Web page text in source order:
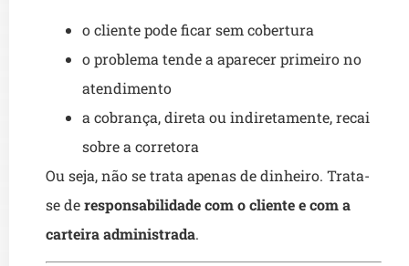
o cliente pode ficar sem cobertura
o problema tende a aparecer primeiro no
atendimento
a cobrança, direta ou indiretamente, recai
sobre a corretora
Ou seja, não se trata apenas de dinheiro. Trata-
se deresponsabilidade com o cliente e com a
carteira administrada.